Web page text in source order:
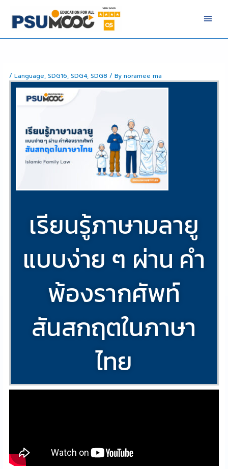
content
/Language,SDG16,SDG4,SDG8 / Bynoramee ma
เรียนรู้ภาษามลายู
แบบง่าย ๆ ผ่าน คำ
พ้องรากศัพท์
สันสกฤตในภาษา
ไทย